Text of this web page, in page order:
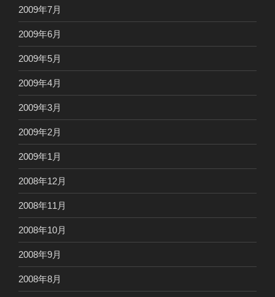
2009年7月
2009年6月
2009年5月
2009年4月
2009年3月
2009年2月
2009年1月
2008年12月
2008年11月
2008年10月
2008年9月
2008年8月